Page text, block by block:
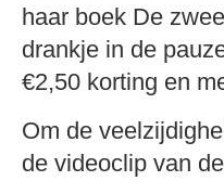
haar boek De
drankje in de
€2,50 korting en
Om de
de videoclip van